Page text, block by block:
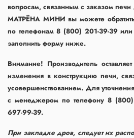
вопросам, связанным с заказом
МАТРЁНА МИНИ вы можете
по телефонам 8 (800) 201-39-39
заполнить форму ниже.
Внимание! Производитель
изменения в конструкцию печи,
усовершенствованием. Для
с менеджером по телефону 8
697-99-39.
При закладке дров, следует их